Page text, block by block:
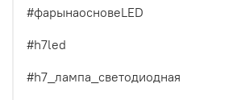
#фарынаосновеLED
#h7led
#h7_лампа_светодиодная